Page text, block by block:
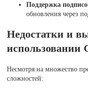
Поддержка
обновления через
Недостатки и
использовании
Несмотря на множество
сложностей: